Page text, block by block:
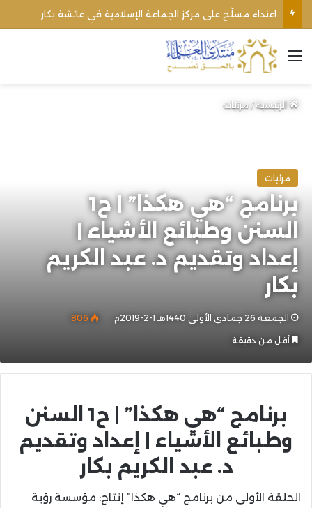
اعتداء مسلّح على مركز الجماعة الإسلامية في عائشة بكار
القائمة
الرئيسية/مرئيات
مرئيات
برنامج “هي هكذا” | ح1
السنن وطبائع الأشياء |
إعداد وتقديم د. عبد الكريم
بكار
الجمعة 26 جمادى الأولى 1440هـ 1-2-2019م 806
أقل من دقيقة
برنامج “هي هكذا” | ح1 السنن
وطبائع الأشياء | إعداد وتقديم
د. عبد الكريم بكار
الحلقة الأولى من برنامج “هي هكذا” إنتاج: مؤسسة رؤية